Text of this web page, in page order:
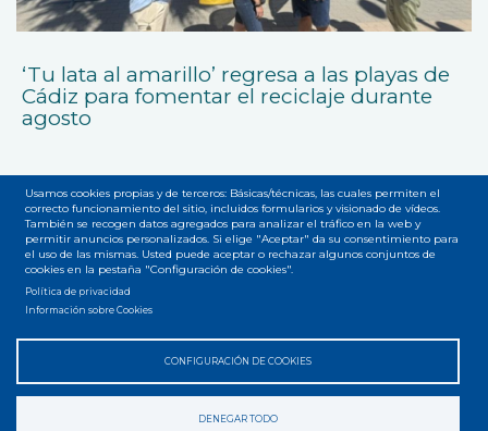
‘Tu lata al amarillo’ regresa a las playas de
Cádiz para fomentar el reciclaje durante
agosto
Menú
del
Accesibilidad Privacidad Legal Cookies
Usamos cookies propias y de terceros: Básicas/técnicas, las cuales permiten el
correcto funcionamiento del sitio, incluidos formularios y visionado de vídeos.
También se recogen datos agregados para analizar el tráfico en la web y
permitir anuncios personalizados. Si elige "Aceptar" da su consentimiento para
el uso de las mismas. Usted puede aceptar o rechazar algunos conjuntos de
cookies en la pestaña "Configuración de cookies".
Política de privacidad
Información sobre Cookies
CONFIGURACIÓN DE COOKIES
DENEGAR TODO